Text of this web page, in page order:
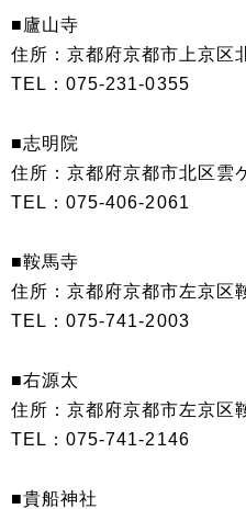
■廬山寺
住所：京都府京都市上京区
TEL：075-231-0355
■志明院
住所：京都府京都市北区雲
TEL：075-406-2061
■鞍馬寺
住所：京都府京都市左京区
TEL：075-741-2003
■右源太
住所：京都府京都市左京区
TEL：075-741-2146
■貴船神社